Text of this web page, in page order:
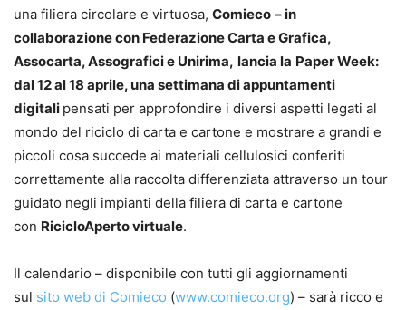
una filiera circolare e virtuosa, Comieco – in
collaborazione con Federazione Carta e Grafica,
Assocarta, Assografici e Unirima, lancia la Paper Week:
dal 12 al 18 aprile, una settimana di appuntamenti
digitali pensati per approfondire i diversi aspetti legati al
mondo del riciclo di carta e cartone e mostrare a grandi e
piccoli cosa succede ai materiali cellulosici conferiti
correttamente alla raccolta differenziata attraverso un tour
guidato negli impianti della filiera di carta e cartone
con RicicloAperto virtuale.
Il calendario – disponibile con tutti gli aggiornamenti
sul sito web di Comieco (www.comieco.org) – sarà ricco e